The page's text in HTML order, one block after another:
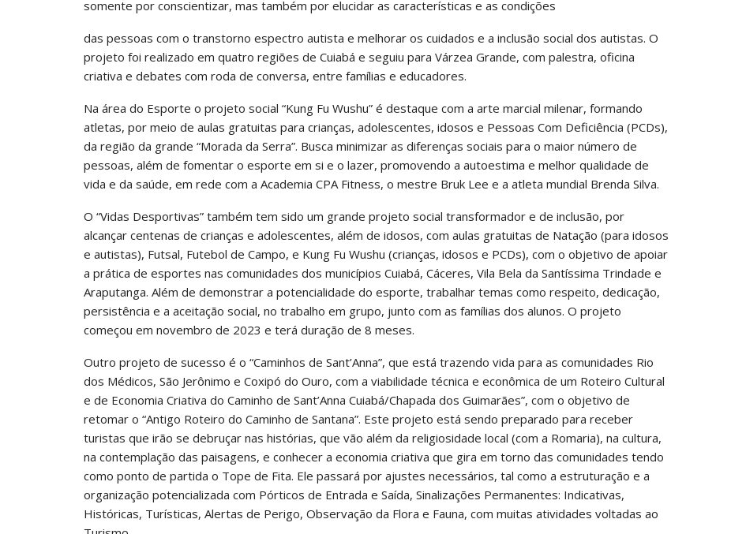
somente por conscientizar, mas também por elucidar as características e as condições
das pessoas com o transtorno espectro autista e melhorar os cuidados e a inclusão social dos autistas. O
projeto foi realizado em quatro regiões de Cuiabá e seguiu para Várzea Grande, com palestra, oficina
criativa e debates com roda de conversa, entre famílias e educadores.
Na área do Esporte o projeto social “Kung Fu Wushu” é destaque com a arte marcial milenar, formando
atletas, por meio de aulas gratuitas para crianças, adolescentes, idosos e Pessoas Com Deficiência (PCDs),
da região da grande “Morada da Serra”. Busca minimizar as diferenças sociais para o maior número de
pessoas, além de fomentar o esporte em si e o lazer, promovendo a autoestima e melhor qualidade de
vida e da saúde, em rede com a Academia CPA Fitness, o mestre Bruk Lee e a atleta mundial Brenda Silva.
O “Vidas Desportivas” também tem sido um grande projeto social transformador e de inclusão, por
alcançar centenas de crianças e adolescentes, além de idosos, com aulas gratuitas de Natação (para idosos
e autistas), Futsal, Futebol de Campo, e Kung Fu Wushu (crianças, idosos e PCDs), com o objetivo de apoiar
a prática de esportes nas comunidades dos municípios Cuiabá, Cáceres, Vila Bela da Santíssima Trindade e
Araputanga. Além de demonstrar a potencialidade do esporte, trabalhar temas como respeito, dedicação,
persistência e a aceitação social, no trabalho em grupo, junto com as famílias dos alunos. O projeto
começou em novembro de 2023 e terá duração de 8 meses.
Outro projeto de sucesso é o “Caminhos de Sant’Anna”, que está trazendo vida para as comunidades Rio
dos Médicos, São Jerônimo e Coxipó do Ouro, com a viabilidade técnica e econômica de um Roteiro Cultural
e de Economia Criativa do Caminho de Sant’Anna Cuiabá/Chapada dos Guimarães”, com o objetivo de
retomar o “Antigo Roteiro do Caminho de Santana”. Este projeto está sendo preparado para receber
turistas que irão se debruçar nas histórias, que vão além da religiosidade local (com a Romaria), na cultura,
na contemplação das paisagens, e conhecer a economia criativa que gira em torno das comunidades tendo
como ponto de partida o Tope de Fita. Ele passará por ajustes necessários, tal como a estruturação e a
organização potencializada com Pórticos de Entrada e Saída, Sinalizações Permanentes: Indicativas,
Históricas, Turísticas, Alertas de Perigo, Observação da Flora e Fauna, com muitas atividades voltadas ao